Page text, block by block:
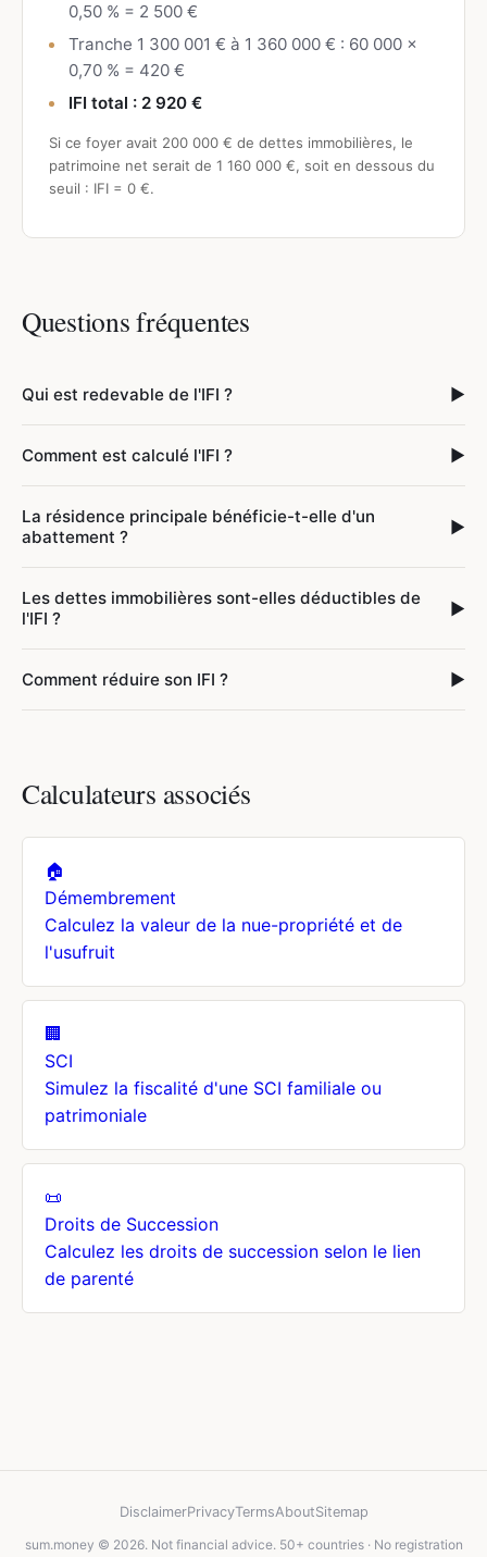
0,50 % = 2 500 €
Tranche 1 300 001 € à 1 360 000 € : 60 000 ×
0,70 % = 420 €
IFI total : 2 920 €
Si ce foyer avait 200 000 € de dettes immobilières, le
patrimoine net serait de 1 160 000 €, soit en dessous du
seuil : IFI = 0 €.
Questions fréquentes
Qui est redevable de l'IFI ? ▶
Comment est calculé l'IFI ? ▶
La résidence principale bénéficie-t-elle d'un
abattement ?
▶
Les dettes immobilières sont-elles déductibles de
l'IFI ?
▶
Comment réduire son IFI ? ▶
Calculateurs associés
🏠
Démembrement
Calculez la valeur de la nue-propriété et de
l'usufruit
🏢
SCI
Simulez la fiscalité d'une SCI familiale ou
patrimoniale
📜
Droits de Succession
Calculez les droits de succession selon le lien
de parenté
DisclaimerPrivacyTermsAboutSitemap
sum.money © 2026. Not financial advice. 50+ countries · No registration